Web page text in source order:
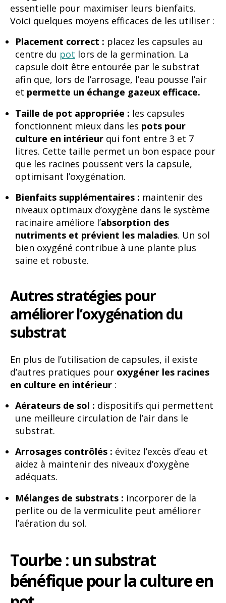
essentielle pour maximiser leurs bienfaits.
Voici quelques moyens efficaces de les utiliser :
Placement correct : placez les capsules au
centre du pot lors de la germination. La
capsule doit être entourée par le substrat
afin que, lors de l’arrosage, l’eau pousse l’air
et permette un échange gazeux efficace.
Taille de pot appropriée : les capsules
fonctionnent mieux dans les pots pour
culture en intérieur qui font entre 3 et 7
litres. Cette taille permet un bon espace pour
que les racines poussent vers la capsule,
optimisant l’oxygénation.
Bienfaits supplémentaires : maintenir des
niveaux optimaux d’oxygène dans le système
racinaire améliore l’absorption des
nutriments et prévient les maladies. Un sol
bien oxygéné contribue à une plante plus
saine et robuste.
Autres stratégies pour
améliorer l’oxygénation du
substrat
En plus de l’utilisation de capsules, il existe
d’autres pratiques pour oxygéner les racines
en culture en intérieur :
Aérateurs de sol : dispositifs qui permettent
une meilleure circulation de l’air dans le
substrat.
Arrosages contrôlés : évitez l’excès d’eau et
aidez à maintenir des niveaux d’oxygène
adéquats.
Mélanges de substrats : incorporer de la
perlite ou de la vermiculite peut améliorer
l’aération du sol.
Tourbe : un substrat
bénéfique pour la culture en